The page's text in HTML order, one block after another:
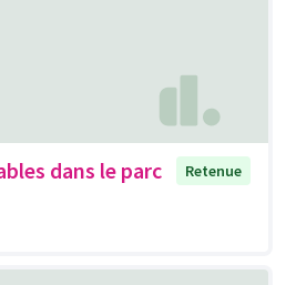
dans le parc
Retenue